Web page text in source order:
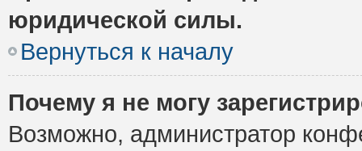
юридической силы.
Вернуться к началу
Почему я не могу
Возможно, администратор